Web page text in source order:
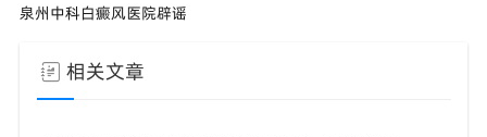
泉州中科白癜风医院辟谣
相关文章